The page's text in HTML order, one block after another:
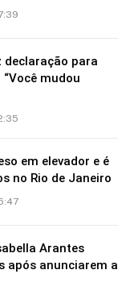
declaração para
mudou
em elevador e é
no Rio de Janeiro
Arantes
após anunciarem a